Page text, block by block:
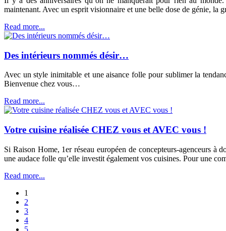
maintenant. Avec un esprit visionnaire et une belle dose de génie, la
Read more...
Des intérieurs nommés désir…
Avec un style inimitable et une aisance folle pour sublimer la
Bienvenue chez vous…
Read more...
Votre cuisine réalisée CHEZ vous et AVEC vous !
Si Raison Home, 1er réseau européen de concepteurs-agenceurs à
une audace folle qu’elle investit également vos cuisines. Pour une
Read more...
1
2
3
4
5